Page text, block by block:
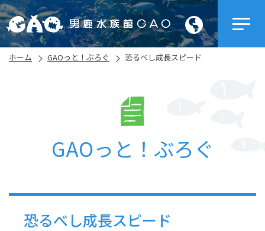
ホーム GAOっと！ぶろぐ 恐るべし成長スピード
GAOっと！ぶろぐ
恐るべし成長スピード